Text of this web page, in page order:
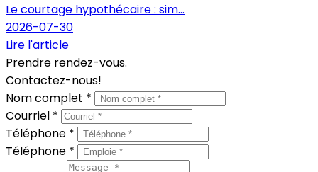
Le courtage hypothécaire : sim...
2026-07-30
Lire l'article
Prendre rendez-vous.
Contactez-nous!
Nom complet *
Courriel *
Téléphone *
Téléphone *